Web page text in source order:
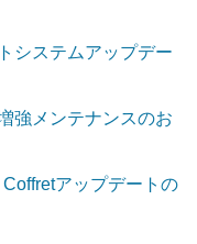
システムアップデー
強メンテナンスのお
アップデートの